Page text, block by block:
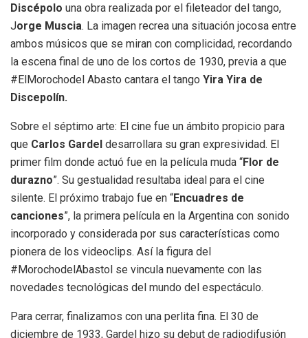
Discépolo una obra realizada por el fileteador del tango,
Jorge Muscia. La imagen recrea una situación jocosa entre
ambos músicos que se miran con complicidad, recordando
la escena final de uno de los cortos de 1930, previa a que
#ElMorochodel Abasto cantara el tango Yira Yira de
Discepolín.
Sobre el séptimo arte: El cine fue un ámbito propicio para
que Carlos Gardel desarrollara su gran expresividad. El
primer film donde actuó fue en la película muda “Flor de
durazno”. Su gestualidad resultaba ideal para el cine
silente. El próximo trabajo fue en “Encuadres de
canciones”, la primera película en la Argentina con sonido
incorporado y considerada por sus características como
pionera de los videoclips. Así la figura del
#MorochodelAbastol se vincula nuevamente con las
novedades tecnológicas del mundo del espectáculo.
Para cerrar, finalizamos con una perlita fina. El 30 de
diciembre de 1933, Gardel hizo su debut de radiodifusión